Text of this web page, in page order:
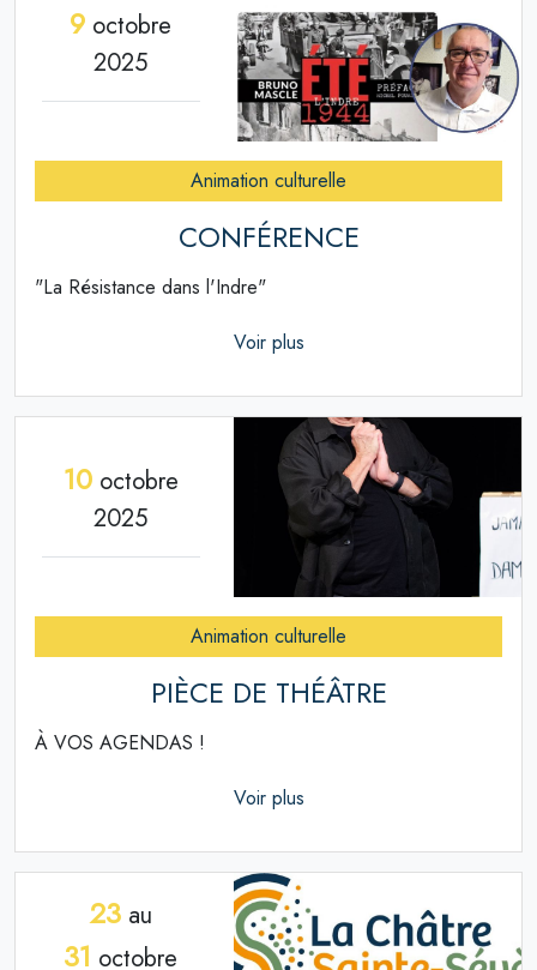
9 octobre
2025
Animation culturelle
CONFÉRENCE
"La Résistance dans l'Indre"
Voir plus
10octobre
2025
Animation culturelle
PIÈCE DE THÉÂTRE
À VOS AGENDAS !
Voir plus
23au
31 octobre